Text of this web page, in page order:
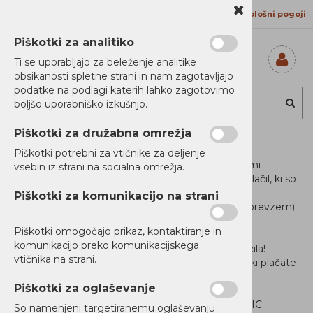
Splošni pogoji
Prijavi se
geslo?
MOŽNOSTI PLAČILA
V treh korakih pred oddajo naročila vam med vsemi
možnostmi ponudimo le tiste načine dostave in plačil, ki so
za izbrane izdelke v košarici na voljo:
plačilo s predhodnim nakazilom (dostava, osebni prevzem)
plačilo po računu (dostava, osebni prevzem)
PLAČILO S PREDHODNIM NAKAZILOM
Priporočamo kot cenovno najugodnejši način plačila!
Naročeno blago lahko na vaši banki ali spletni banki plačate
Distribucija d.d.o
Addiko bank d.d., IBAN: SI56330000006412273, BIC:
Piškotki za analitiko
Ti se uporabljajo za beleženje analitike
obsikanosti spletne strani in nam zagotavljajo
podatke na podlagi katerih lahko zagotovimo
boljšo uporabniško izkušnjo.
Piškotki za družabna omrežja
Piškotki potrebni za vtičnike za deljenje
vsebin iz strani na socialna omrežja.
Piškotki za komunikacijo na strani
Piškotki omogočajo prikaz, kontaktiranje in
komunikacijo preko komunikacijskega
vtičnika na strani.
Piškotki za oglaševanje
So namenjeni targetiranemu oglaševanju